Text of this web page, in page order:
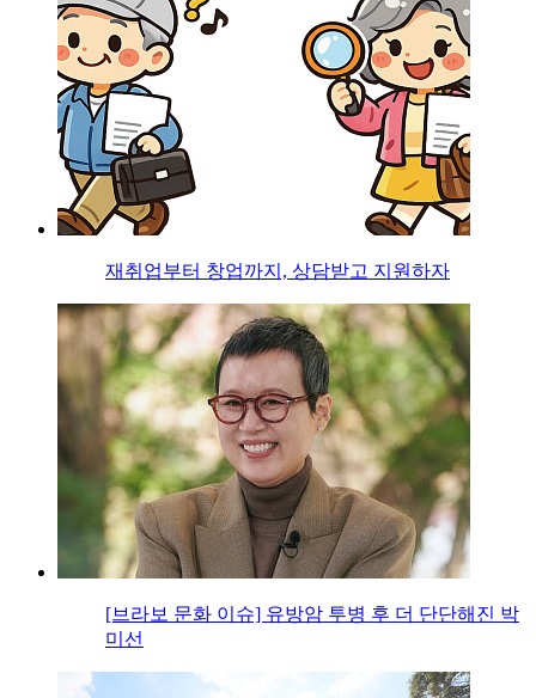
재취업부터 창업까지, 상담받고 지원하자
[브라보 문화 이슈] 유방암 투병 후 더 단단해진 박
미선